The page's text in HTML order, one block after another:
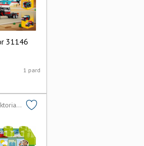
31146
1 pard
LEGO konstruktoriai lego